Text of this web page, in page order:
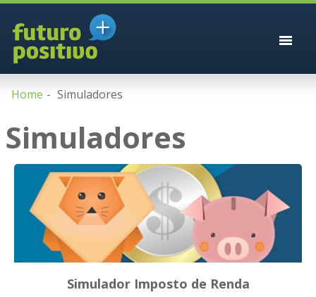
Home Simuladores
Simuladores
Simulador Imposto de Renda